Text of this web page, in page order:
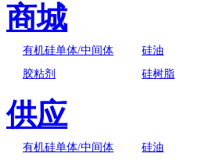
商城
有机硅单体/中间体 硅油
胶粘剂
硅树脂
供应
有机硅单体/中间体 硅油